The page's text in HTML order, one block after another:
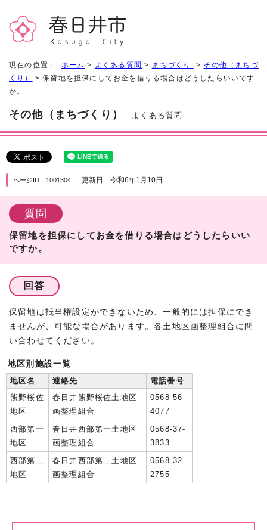
現在の位置： ホーム > よくある質問 > まちづくり > その他（まちづ
くり）
> 保留地を担保にしてお金を借りる場合はどうしたらいいです
か。
その他（まちづくり） よくある質問
ページID 1001304 更新日 令和6年1月10日
質問
保留地を担保にしてお金を借りる場合はどうしたらいい
ですか。
回答
保留地は抵当権設定ができないため、一般的には担保にでき
ませんが、可能な場合があります。各土地区画整理組合に問
い合わせてください。
地区別施設一覧
地区名
連絡先
電話番号
熊野桜佐
地区
春日井熊野桜佐土地区
画整理組合
0568‐56‐
4077
西部第一
地区
春日井西部第一土地区
画整理組合
0568‐37‐
3833
西部第二
地区
春日井西部第二土地区
画整理組合
0568‐32‐
2755